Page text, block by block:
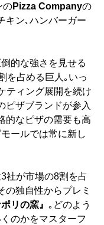
のPizza Companyの
キン､ハンバーガー
的な強さを見せる
を占める巨人｡いっ
ティング展開を続け
ピザブランドが参入
的なピザの需要も高
ールでは常に新し
社が市場の8割を占
の独自性からプレミ
ポリの窯』 ｡どのよう
のかをマスターフ